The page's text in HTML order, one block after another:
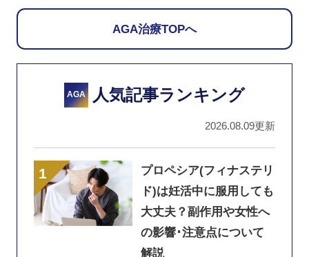
AGA治療TOPへ
AGA 人気記事ランキング
2026.08.09更新
プロペシア(フィナステリ
ド)は妊活中に服用しても
大丈夫？副作用や女性へ
の影響･注意点について
解説